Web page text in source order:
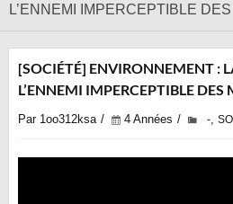
L’ENNEMI IMPERCEPTIBLE
[SOCIÉTÉ] ENVIRONNEMENT :
L’ENNEMI IMPERCEPTIBLE
Par 1oo312ksa 4 Années -,